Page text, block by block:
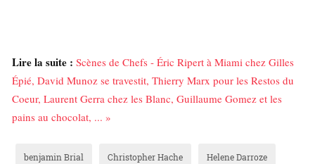
Lire la suite : Scènes de Chefs - Éric Ripert à Miami chez Gilles
Épié, David Munoz se travestit, Thierry Marx pour les Restos du
Coeur, Laurent Gerra chez les Blanc, Guillaume Gomez et les
pains au chocolat, ... »
benjamin Brial Christopher Hache Helene Darroze